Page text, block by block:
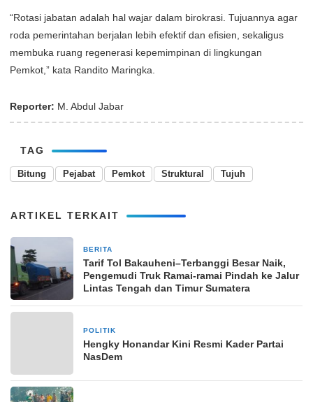
“Rotasi jabatan adalah hal wajar dalam birokrasi. Tujuannya agar
roda pemerintahan berjalan lebih efektif dan efisien, sekaligus
membuka ruang regenerasi kepemimpinan di lingkungan
Pemkot,” kata Randito Maringka.
Reporter: M. Abdul Jabar
TAG
Bitung Pejabat Pemkot Struktural Tujuh
ARTIKEL TERKAIT
BERITA
Tarif Tol Bakauheni–Terbanggi Besar Naik,
Pengemudi Truk Ramai-ramai Pindah ke Jalur
Lintas Tengah dan Timur Sumatera
POLITIK
Hengky Honandar Kini Resmi Kader Partai
NasDem